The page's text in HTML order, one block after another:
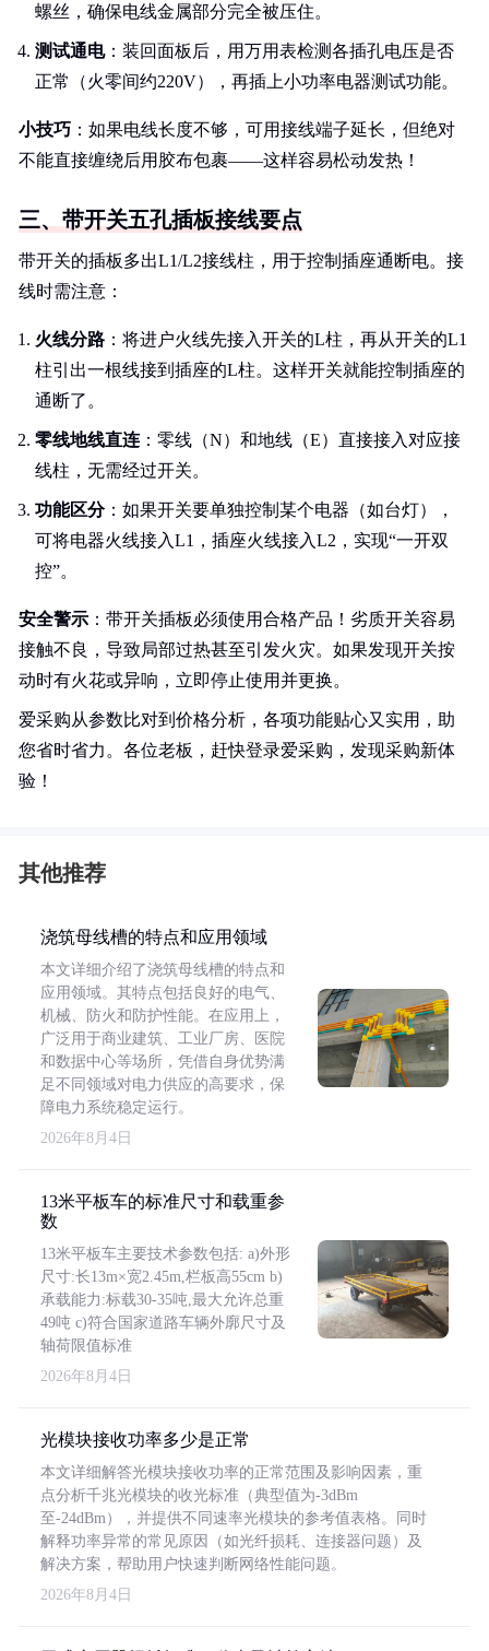
螺丝，确保电线金属部分完全被压住。
测试通电：装回面板后，用万用表检测各插孔电压是否
正常（火零间约220V），再插上小功率电器测试功能。
小技巧 ：如果电线长度不够，可用接线端子延长，但绝对
不能直接缠绕后用胶布包裹——这样容易松动发热！
三、带开关五孔插板接线要点
带开关的插板多出L1/L2接线柱，用于控制插座通断电。接
线时需注意：
火线分路 ：将进户火线先接入开关的L柱，再从开关的L1
柱引出一根线接到插座的L柱。这样开关就能控制插座的
通断了。
零线地线直连 ：零线（N）和地线（E）直接接入对应接
线柱，无需经过开关。
功能区分：如果开关要单独控制某个电器（如台灯），
可将电器火线接入L1，插座火线接入L2，实现“一开双
控”。
安全警示 ：带开关插板必须使用合格产品！劣质开关容易
接触不良，导致局部过热甚至引发火灾。如果发现开关按
动时有火花或异响，立即停止使用并更换。
爱采购从参数比对到价格分析，各项功能贴心又实用，助
您省时省力。各位老板，赶快登录爱采购，发现采购新体
验！
其他推荐
浇筑母线槽的特点和应用领域
本文详细介绍了浇筑母线槽的特点和
应用领域。其特点包括良好的电气、
机械、防火和防护性能。在应用上，
广泛用于商业建筑、工业厂房、医院
和数据中心等场所，凭借自身优势满
足不同领域对电力供应的高要求，保
障电力系统稳定运行。
2026年8月4日
13米平板车的标准尺寸和载重参
数
13米平板车主要技术参数包括: a)外形
尺寸:长13m×宽2.45m,栏板高55cm b)
承载能力:标载30-35吨,最大允许总重
49吨 c)符合国家道路车辆外廓尺寸及
轴荷限值标准
2026年8月4日
光模块接收功率多少是正常
本文详细解答光模块接收功率的正常范围及影响因素，重
点分析千兆光模块的收光标准（典型值为-3dBm
至-24dBm），并提供不同速率光模块的参考值表格。同时
解释功率异常的常见原因（如光纤损耗、连接器问题）及
解决方案，帮助用户快速判断网络性能问题。
2026年8月4日